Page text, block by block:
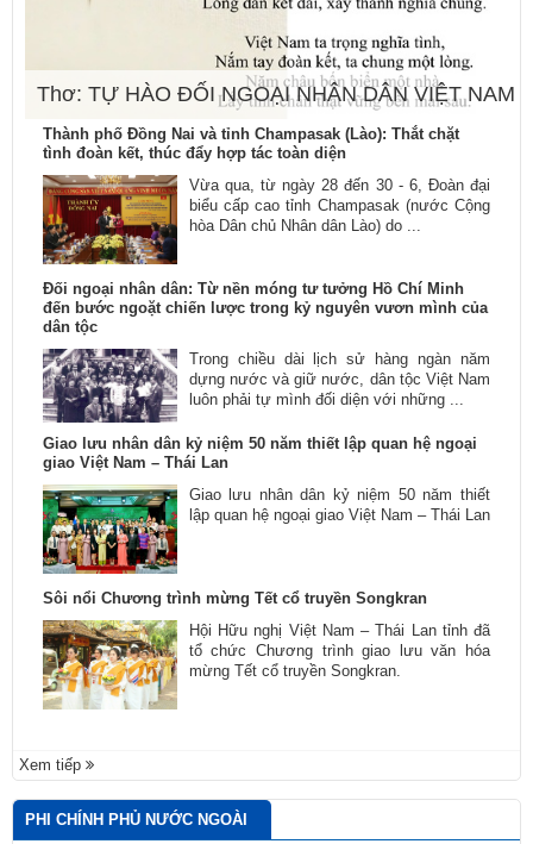
Thơ: TỰ HÀO ĐỐI NGOẠI NHÂN DÂN VIỆT NAM
Thành phố Đồng Nai và tỉnh Champasak (Lào): Thắt chặt
tình đoàn kết, thúc đẩy hợp tác toàn diện
Vừa qua, từ ngày 28 đến 30 - 6, Đoàn đại
biểu cấp cao tỉnh Champasak (nước Cộng
hòa Dân chủ Nhân dân Lào) do ...
Đối ngoại nhân dân: Từ nền móng tư tưởng Hồ Chí Minh
đến bước ngoặt chiến lược trong kỷ nguyên vươn mình của
dân tộc
Trong chiều dài lịch sử hàng ngàn năm
dựng nước và giữ nước, dân tộc Việt Nam
luôn phải tự mình đối diện với những ...
Giao lưu nhân dân kỷ niệm 50 năm thiết lập quan hệ ngoại
giao Việt Nam – Thái Lan
Giao lưu nhân dân kỷ niệm 50 năm thiết
lập quan hệ ngoại giao Việt Nam – Thái Lan
Sôi nổi Chương trình mừng Tết cổ truyền Songkran
Hội Hữu nghị Việt Nam – Thái Lan tỉnh đã
tổ chức Chương trình giao lưu văn hóa
mừng Tết cổ truyền Songkran.
Xem tiếp
PHI CHÍNH PHỦ NƯỚC NGOÀI